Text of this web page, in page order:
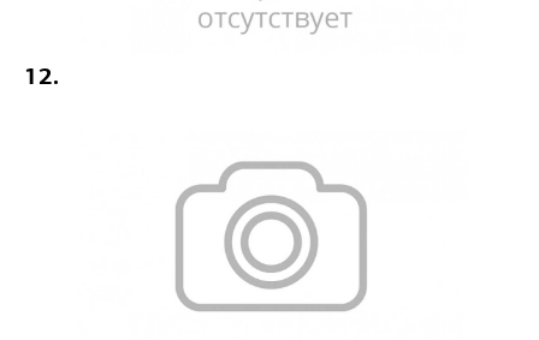
12.